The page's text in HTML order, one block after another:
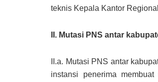
teknis Kepala Kantor
II. Mutasi PNS antar
II.a. Mutasi PNS antar
instansi penerima